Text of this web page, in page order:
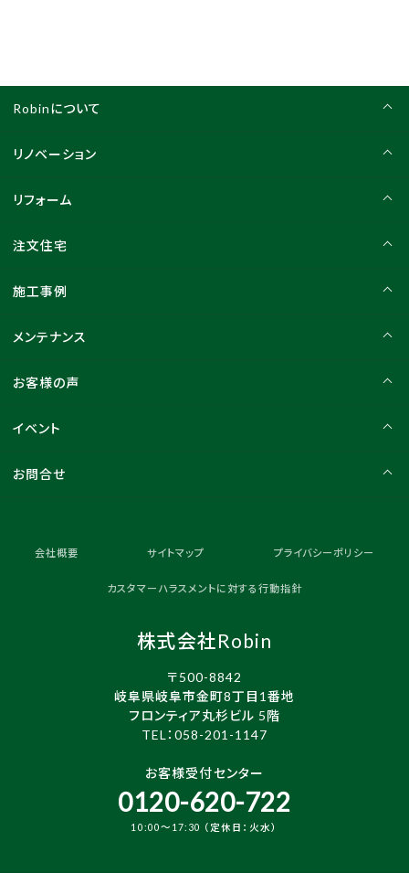
Robinについて
リノベーション
リフォーム
注文住宅
施工事例
メンテナンス
お客様の声
イベント
お問合せ
会社概要 サイトマップ プライバシーポリシー
カスタマーハラスメントに対する行動指針
株式会社Robin
〒500-8842
岐阜県岐阜市金町8丁目1番地
フロンティア丸杉ビル 5階
TEL： 058-201-1147
お客様受付センター
0120-620-722
10:00～17:30 （定休日：火水）